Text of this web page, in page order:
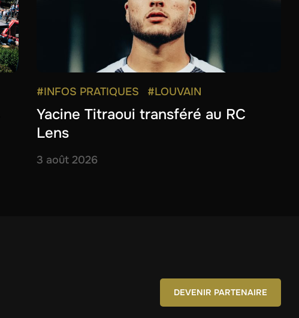
#INFOS PRATIQUES #LOUVAIN
Yacine Titraoui transféré au RC
Lens
3 août 2026
DEVENIR PARTENAIRE